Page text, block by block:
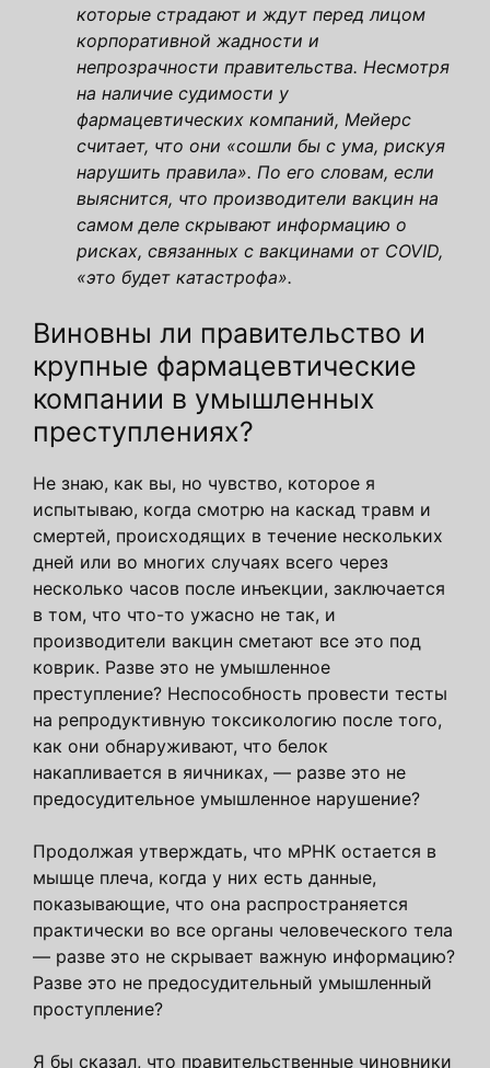
которые страдают и ждут перед лицом
корпоративной жадности и
непрозрачности правительства. Несмотря
на наличие судимости у
фармацевтических компаний, Мейерс
считает, что они «сошли бы с ума, рискуя
нарушить правила». По его словам, если
выяснится, что производители вакцин на
самом деле скрывают информацию о
рисках, связанных с вакцинами от COVID,
«это будет катастрофа».
Виновны ли правительство и
крупные фармацевтические
компании в умышленных
преступлениях?
Не знаю, как вы, но чувство, которое я
испытываю, когда смотрю на каскад травм и
смертей, происходящих в течение нескольких
дней или во многих случаях всего через
несколько часов после инъекции, заключается
в том, что что-то ужасно не так, и
производители вакцин сметают все это под
коврик. Разве это не умышленное
преступление? Неспособность провести тесты
на репродуктивную токсикологию после того,
как они обнаруживают, что белок
накапливается в яичниках, — разве это не
предосудительное умышленное нарушение?
Продолжая утверждать, что мРНК остается в
мышце плеча, когда у них есть данные,
показывающие, что она распространяется
практически во все органы человеческого тела
— разве это не скрывает важную информацию?
Разве это не предосудительный умышленный
проступление?
Я бы сказал, что правительственные чиновники